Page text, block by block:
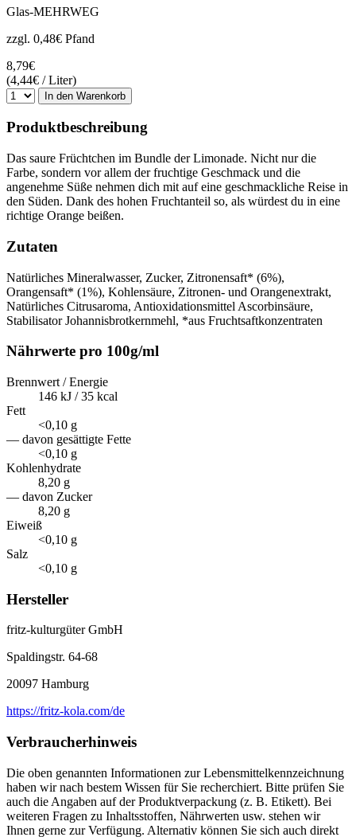
Glas-MEHRWEG
zzgl. 0,48€ Pfand
8,79€
(4,44€ / Liter)
In den Warenkorb
Produktbeschreibung
Das saure Früchtchen im Bundle der Limonade. Nicht nur die
Farbe, sondern vor allem der fruchtige Geschmack und die
angenehme Süße nehmen dich mit auf eine geschmackliche Reise in
den Süden. Dank des hohen Fruchtanteil so, als würdest du in eine
richtige Orange beißen.
Zutaten
Natürliches Mineralwasser, Zucker, Zitronensaft* (6%),
Orangensaft* (1%), Kohlensäure, Zitronen- und Orangenextrakt,
Natürliches Citrusaroma, Antioxidationsmittel Ascorbinsäure,
Stabilisator Johannisbrotkernmehl, *aus Fruchtsaftkonzentraten
Nährwerte pro 100g/ml
Brennwert / Energie
146 kJ / 35 kcal
Fett
<0,10 g
— davon gesättigte Fette
<0,10 g
Kohlenhydrate
8,20 g
— davon Zucker
8,20 g
Eiweiß
<0,10 g
Salz
<0,10 g
Hersteller
fritz-kulturgüter GmbH
Spaldingstr. 64-68
20097 Hamburg
https://fritz-kola.com/de
Verbraucherhinweis
Die oben genannten Informationen zur Lebensmittelkennzeichnung
haben wir nach bestem Wissen für Sie recherchiert. Bitte prüfen Sie
auch die Angaben auf der Produktverpackung (z. B. Etikett). Bei
weiteren Fragen zu Inhaltsstoffen, Nährwerten usw. stehen wir
Ihnen gerne zur Verfügung. Alternativ können Sie sich auch direkt